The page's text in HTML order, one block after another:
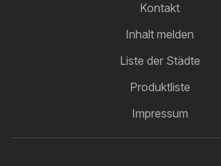
Kontakt
Inhalt melden
Liste der Städte
Produktliste
Impressum